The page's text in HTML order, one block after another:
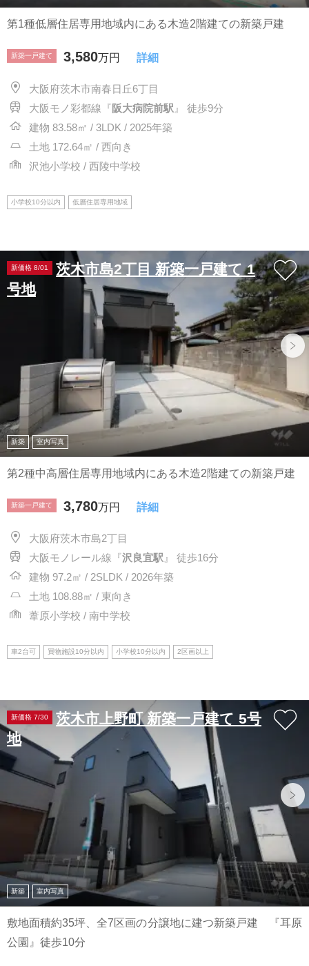
第1種低層住居専用地域内にある木造2階建ての新築戸建
新築一戸建て 3,580万円 詳細
大阪府茨木市南春日丘6丁目
大阪モノ彩都線『 阪大病院前駅 』 徒歩9分
建物 83.58㎡ / 3LDK / 2025年築
土地 172.64㎡ / 西向き
沢池小学校 / 西陵中学校
小学校10分以内 低層住居専用地域
新価格 8/01
茨木市島2丁目 新築一戸建て 1
号地
新築 室内写真
第2種中高層住居専用地域内にある木造2階建ての新築戸建
新築一戸建て 3,780万円 詳細
大阪府茨木市島2丁目
大阪モノレール線『沢良宜駅 』 徒歩16分
建物 97.2㎡ / 2SLDK / 2026年築
土地 108.88㎡ / 東向き
葦原小学校 / 南中学校
車2台可 買物施設10分以内 小学校10分以内 2区画以上
新価格 7/30
茨木市上野町 新築一戸建て 5号
地
新築 室内写真
敷地面積約35坪、全7区画の分譲地に建つ新築戸建 『耳原
公園』徒歩10分